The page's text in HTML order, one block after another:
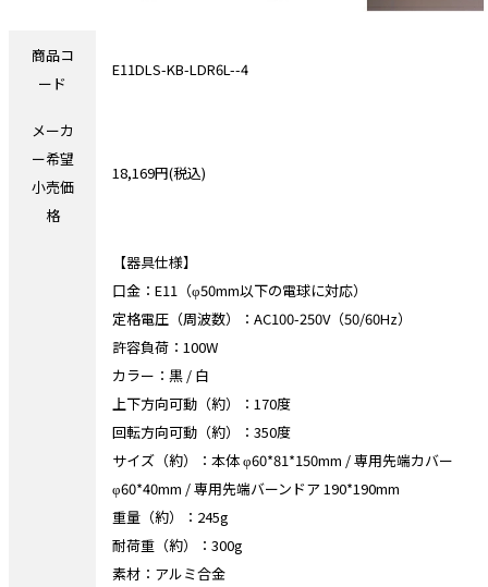
商品コ
ード
E11DLS-KB-LDR6L--4
メーカ
ー希望
小売価
格
18,169円(税込)
【器具仕様】
口金：E11（φ50mm以下の電球に対応）
定格電圧（周波数）：AC100-250V（50/60Hz）
許容負荷：100W
カラー：黒 / 白
上下方向可動（約）：170度
回転方向可動（約）：350度
サイズ（約）：本体 φ60*81*150mm / 専用先端カバー
φ60*40mm / 専用先端バーンドア 190*190mm
重量（約）：245g
耐荷重（約）：300g
素材：アルミ合金